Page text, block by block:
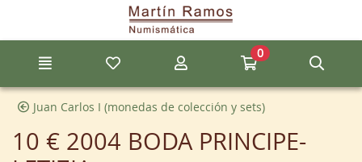
Ir al contenido principal de la página
Mis artículos favoritos
Mi cuentaIr a mi compra
0
Juan Carlos I (monedas de colección y sets)
10 € 2004 BODA PRINCIPE-